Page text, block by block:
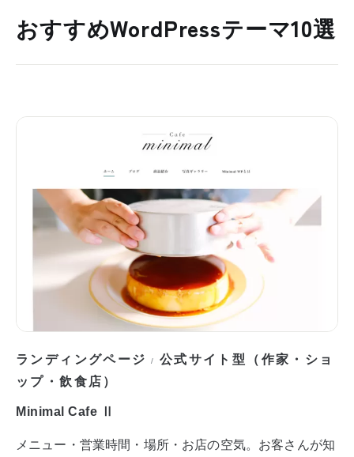
おすすめWordPressテーマ10選
ランディングページ / 公式サイト型（作家・ショ
ップ・飲食店）
Minimal Cafe Ⅱ
メニュー・営業時間・場所・お店の空気。お客さんが知